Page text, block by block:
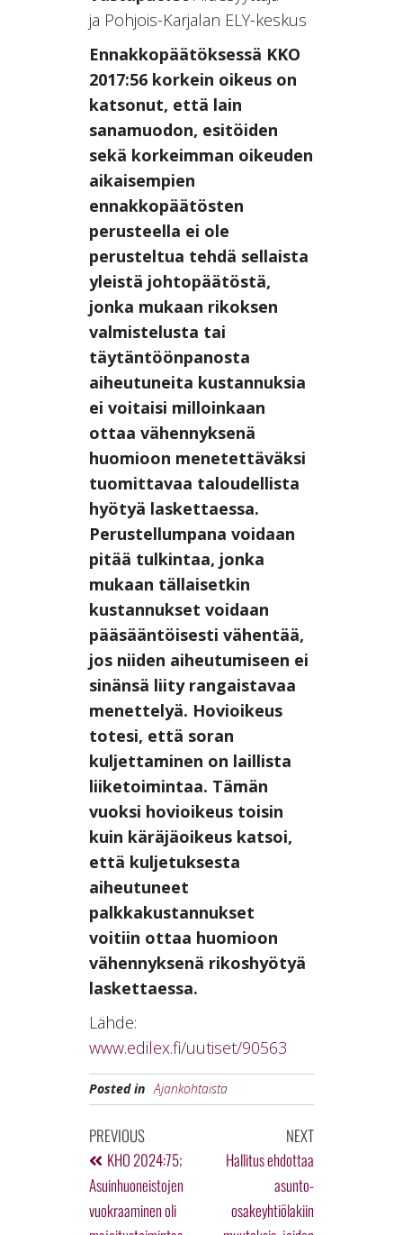
ja Pohjois-Karjalan ELY-keskus
Ennakkopäätöksessä KKO
2017:56 korkein oikeus on
katsonut, että lain
sanamuodon, esitöiden
sekä korkeimman oikeuden
aikaisempien
ennakkopäätösten
perusteella ei ole
perusteltua tehdä sellaista
yleistä johtopäätöstä,
jonka mukaan rikoksen
valmistelusta tai
täytäntöönpanosta
aiheutuneita kustannuksia
ei voitaisi milloinkaan
ottaa vähennyksenä
huomioon menetettäväksi
tuomittavaa taloudellista
hyötyä laskettaessa.
Perustellumpana voidaan
pitää tulkintaa, jonka
mukaan tällaisetkin
kustannukset voidaan
pääsääntöisesti vähentää,
jos niiden aiheutumiseen ei
sinänsä liity rangaistavaa
menettelyä. Hovioikeus
totesi, että soran
kuljettaminen on laillista
liiketoimintaa. Tämän
vuoksi hovioikeus toisin
kuin käräjäoikeus katsoi,
että kuljetuksesta
aiheutuneet
palkkakustannukset
voitiin ottaa huomioon
vähennyksenä rikoshyötyä
laskettaessa.
Lähde:
www.edilex.fi/uutiset/90563
Posted in Ajankohtaista
PREVIOUS
KHO 2024:75;
Asuinhuoneistojen
vuokraaminen oli
NEXT
Hallitus ehdottaa
asunto-
osakeyhtiölakiin